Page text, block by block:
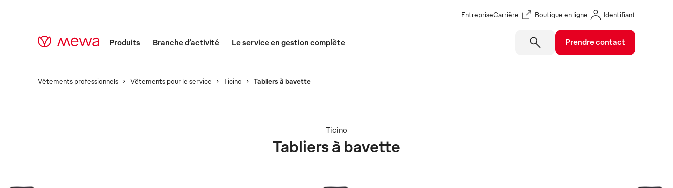
EntrepriseCarrière Boutique en ligne Identifiant
Produits Branche d’activité Le service en gestion complète Prendre contact
Vêtements professionnels Vêtements pour le service Ticino Tabliers à bavette
Tabliers à bavette
Ticino